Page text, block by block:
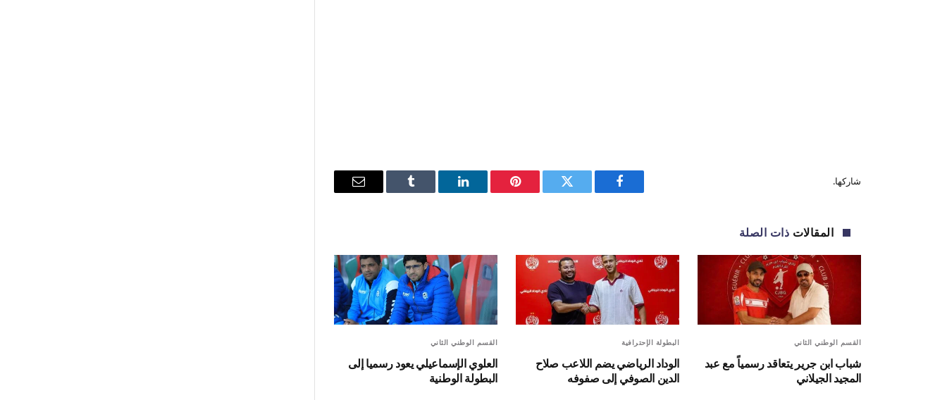
شاركها.
فيسبوك
تويتر بينتيريستلينكدإن Tumblr
البريد
المقالات ذات الصلة
القسم الوطني الثاني
شباب ابن جرير يتعاقد رسمياً مع عبد
المجيد الجيلاني
البطولة الإحترافية
الوداد الرياضي يضم اللاعب صلاح
الدين الصوفي إلى صفوفه
القسم الوطني الثاني
العلوي الإسماعيلي يعود رسميا إلى
البطولة الوطنية